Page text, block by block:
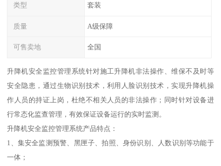
类型 套装
质量 A级保障
可售卖地 全国
升降机安全监控管理系统针对施工升降机非法操作、维保不及时等
安全隐患，通过生物识别技术，利用人脸识别技术，实现升降机操
作人员的持证上岗，杜绝不相关人员的非法操作；同时针对设备进
行常态化监查管理，有效保证设备运行的实时监测。
升降机安全监控管理系统产品特点：
1、集安全监测预警、黑匣子、拍照、身份识别、人数识别等功能于
一体；